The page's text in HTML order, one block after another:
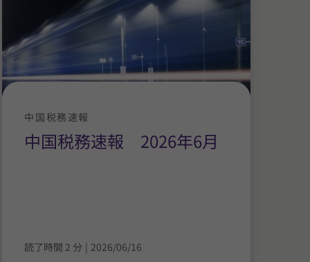
中国税務速報 2026年6月
中国税務速報
読了時間 2 分 | 2026/06/16